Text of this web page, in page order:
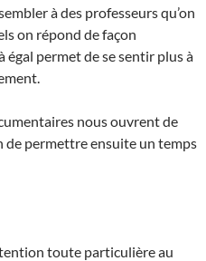
à des professeurs qu’on
on répond de façon
égal permet de se sentir plus à
nous ouvrent de
de permettre ensuite un temps
toute particulière au